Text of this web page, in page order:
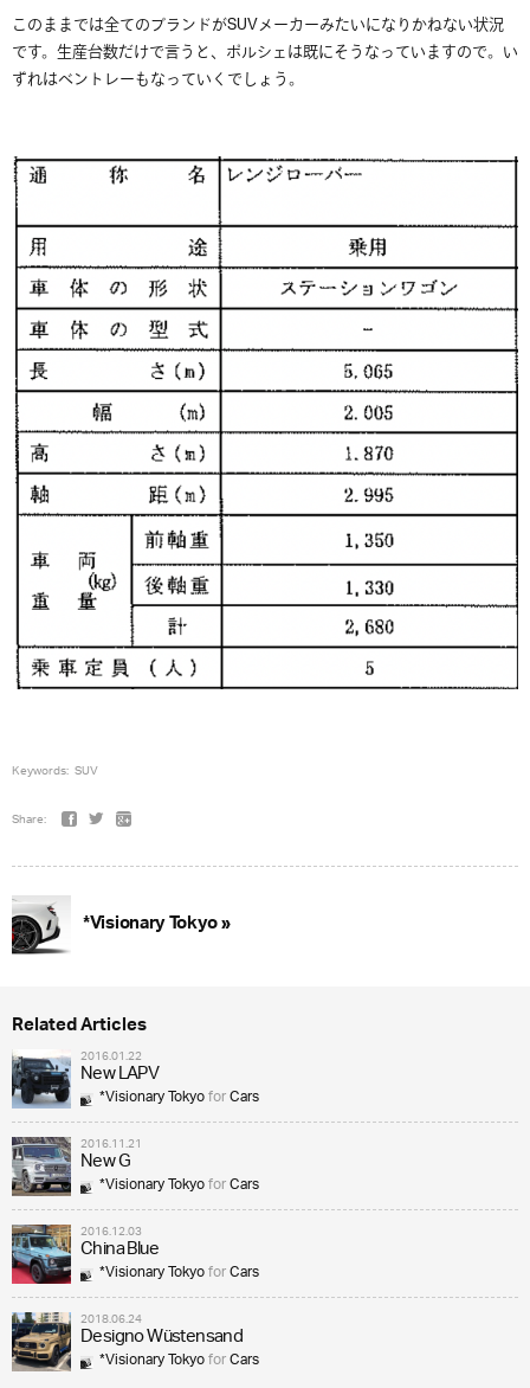
このままでは全てのブランドがSUVメーカーみたいになりかねない状況
です。生産台数だけで言うと、ポルシェは既にそうなっていますので。い
ずれはベントレーもなっていくでしょう。
Keywords: SUV
Share:
*Visionary Tokyo »
Related Articles
2016.01.22
New LAPV
*Visionary TokyoforCars
2016.11.21
New G
*Visionary TokyoforCars
2016.12.03
China Blue
*Visionary TokyoforCars
2018.06.24
Designo Wüstensand
*Visionary TokyoforCars